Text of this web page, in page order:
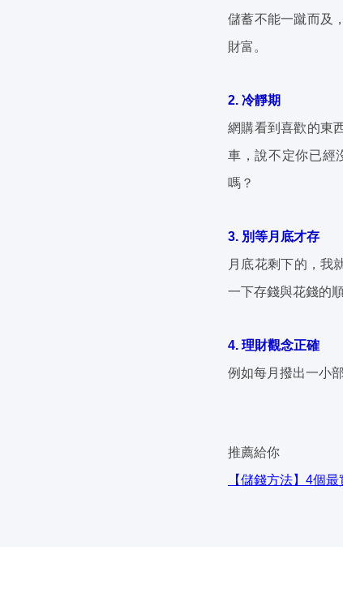
儲蓄不能一蹴而及
財富。
2. 冷靜期
網購看到喜歡的東
車，說不定你已經
嗎？
3. 別等月底才存
月底花剩下的，
一下存錢與花錢的
4. 理財觀念正確
例如每月撥出一小
推薦給你
【儲錢方法】4個